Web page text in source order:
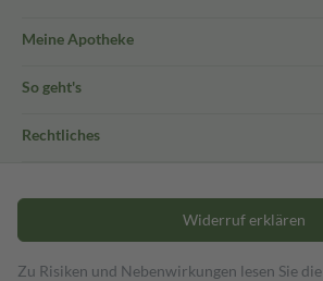
Meine Apotheke
So geht's
Rechtliches
Widerruf erklären
Zu Risiken und Nebenwirkungen lesen Sie